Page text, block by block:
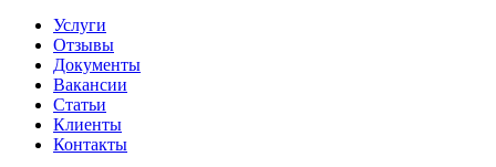
Услуги
Отзывы
Документы
Вакансии
Статьи
Клиенты
Контакты